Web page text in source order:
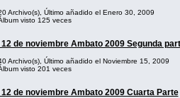
Archivo(s), Último añadido el Enero 30, 2009
visto 125 veces
de noviembre Ambato 2009 Segunda
Archivo(s), Último añadido el Noviembre 15, 2009
visto 201 veces
de noviembre Ambato 2009 Cuarta Parte